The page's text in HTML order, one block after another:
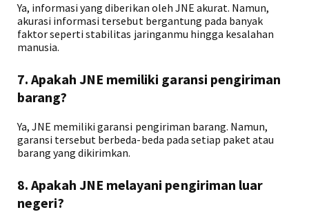
Ya, informasi yang diberikan oleh JNE akurat. Namun,
akurasi informasi tersebut bergantung pada banyak
faktor seperti stabilitas jaringanmu hingga kesalahan
manusia.
7. Apakah JNE memiliki garansi pengiriman
barang?
Ya, JNE memiliki garansi pengiriman barang. Namun,
garansi tersebut berbeda-beda pada setiap paket atau
barang yang dikirimkan.
8. Apakah JNE melayani pengiriman luar
negeri?